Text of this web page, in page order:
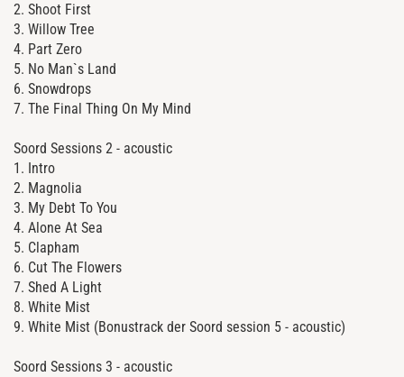
2. Shoot First
3. Willow Tree
4. Part Zero
5. No Man`s Land
6. Snowdrops
7. The Final Thing On My Mind
Soord Sessions 2 - acoustic
1. Intro
2. Magnolia
3. My Debt To You
4. Alone At Sea
5. Clapham
6. Cut The Flowers
7. Shed A Light
8. White Mist
9. White Mist (Bonustrack der Soord session 5 - acoustic)
Soord Sessions 3 - acoustic